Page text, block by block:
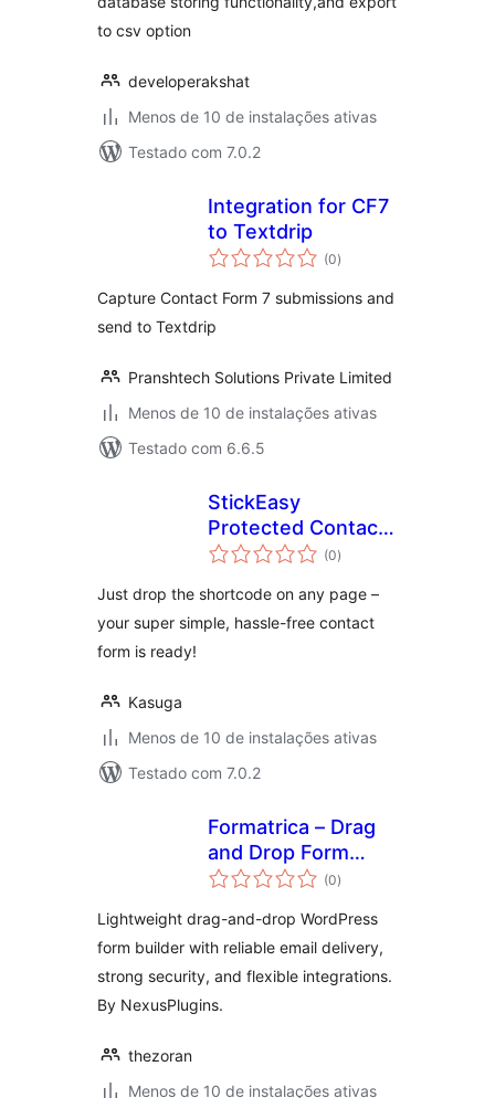
to csv option
developerakshat
Menos de 10 de instalações ativas
Testado com 7.0.2
Integration for CF7
to Textdrip
(0total
de
)
Capture Contact Form 7 submissions and
send to Textdrip
Pranshtech Solutions Private Limited
Menos de 10 de instalações ativas
Testado com 6.6.5
StickEasy
Protected Contact
Form
(0total
de
)
Just drop the shortcode on any page –
your super simple, hassle-free contact
form is ready!
Kasuga
Menos de 10 de instalações ativas
Testado com 7.0.2
Formatrica – Drag
and Drop Form
Builder
(0total
de
)
Lightweight drag-and-drop WordPress
form builder with reliable email delivery,
strong security, and flexible integrations.
By NexusPlugins.
thezoran
Menos de 10 de instalações ativas